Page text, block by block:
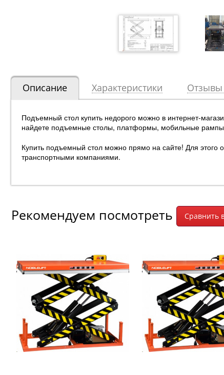
Описание Характеристики Отзывы
Подъемный стол купить недорого можно в интернет-
найдете подъемные столы, платформы, мобильные рампы
Купить подъемный стол можно прямо на сайте! Для этого
транспортными компаниями.
Рекомендуем посмотреть